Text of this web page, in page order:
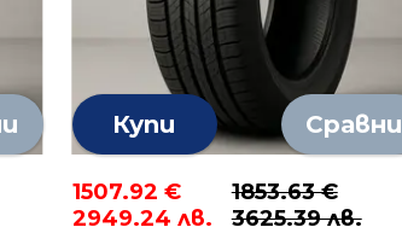
Купи Сравни
1507.92 €
2949.24 лв.
1853.63 €
3625.39 лв.